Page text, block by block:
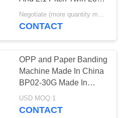
パイラル
2
Wire Produce
Negotiate (more quantity more cheap ) MOQ:1セット
CONTACT
OPP and Paper Banding
Machine Made In China
BP02-30G Made In
China Used For
Notebook And Else
USD MOQ:1
CONTACT